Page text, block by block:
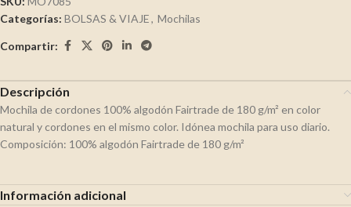
Categorías: BOLSAS & VIAJE, Mochilas
Compartir:
Descripción
Mochila de cordones 100% algodón Fairtrade de 180 g/m² en color
natural y cordones en el mismo color. Idónea mochila para uso diario.
Composición: 100% algodón Fairtrade de 180 g/m²
Información adicional